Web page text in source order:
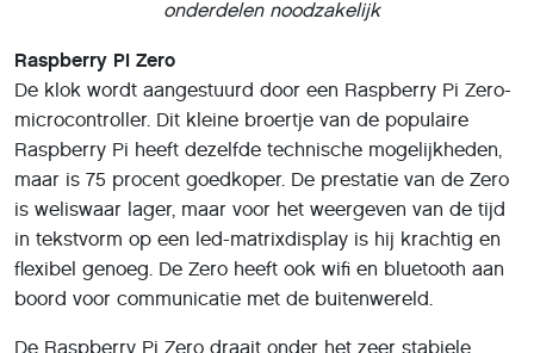
onderdelen noodzakelijk
Raspberry Pi Zero
De klok wordt aangestuurd door een Raspberry Pi Zero-
microcontroller. Dit kleine broertje van de populaire
Raspberry Pi heeft dezelfde technische mogelijkheden,
maar is 75 procent goedkoper. De prestatie van de Zero
is weliswaar lager, maar voor het weergeven van de tijd
in tekstvorm op een led-matrixdisplay is hij krachtig en
flexibel genoeg. De Zero heeft ook wifi en bluetooth aan
boord voor communicatie met de buitenwereld.
De Raspberry Pi Zero draait onder het zeer stabiele